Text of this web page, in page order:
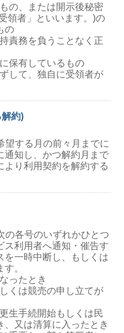
の、または開示後秘密
領者」といいます。)の
の
責務を負うことなく正
保有しているもの
して、独自に受領者が
約)
望する月の前々月までに
通知し、かつ解約月まで
より利用契約を解約する
の各号のいずれかひとつ
ス利用者へ通知・催告す
を一時中断し、もしくは
。
ったとき
くは競売の申し立てが
生手続開始もしくは民
又は清算に入ったとき